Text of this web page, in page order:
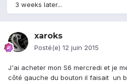
3 weeks later...
xaroks
Posté(e) 12 juin 2015
J'ai acheter mon S6 mercredi et je
côté gauche du bouton il faisait un